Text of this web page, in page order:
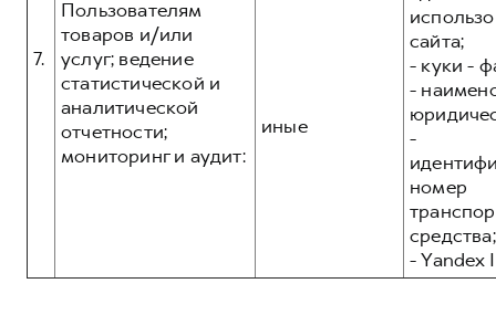
7.
Пользователям
товаров и/или
услуг; ведение
статистической и
аналитической
отчетности;
мониторинг и аудит:
иные
сайта;
- куки -
-
-
номер
средства;
- Yandex